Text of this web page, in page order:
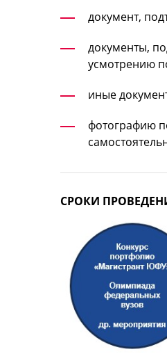
документ,
документы,
усмотрению
иные
фотографию
СРОКИ